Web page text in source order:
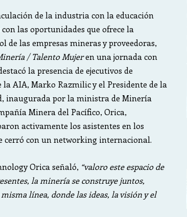
de la industria con la educación
las oportunidades que ofrece la
de las empresas mineras y proveedoras,
/ Talento Mujeren una jornada con
la presencia de ejecutivos de
AIA, Marko Razmilic y el Presidente de la
inaugurada por la ministra de Minería
Minera del Pacífico, Orica,
activamente los asistentes en los
cerró con un networking internacional.
Orica señaló, “valoro este espacio de
la minería se construye juntos,
línea, donde las ideas, la visión y el